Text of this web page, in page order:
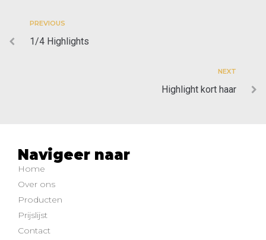
PREVIOUS
1/4 Highlights
NEXT
Highlight kort haar
Navigeer naar
Home
Over ons
Producten
Prijslijst
Contact